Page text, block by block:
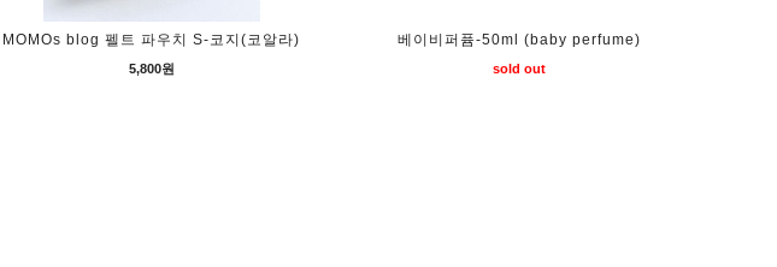
MOMOs blog 펠트 파우치 S-코지(코알라)
5,800원
베이비퍼퓸-50ml (baby perfume)
sold out